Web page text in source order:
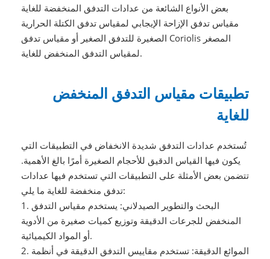
بعض الأنواع الشائعة من عدادات التدفق المنخفضة للغاية
مقياس تدفق الإزاحة الإيجابي لمقياس تدفق الكتلة الحرارية
الصغيرة للتدفق الصغير أو مقياس تدفق Coriolis المصغر
لمقياس التدفق المنخفض للغاية.
تطبيقات مقياس التدفق المنخفض
للغاية
تُستخدم عدادات التدفق شديدة الانخفاض في التطبيقات التي
يكون فيها القياس الدقيق للأحجام الصغيرة أمرًا بالغ الأهمية.
تتضمن بعض الأمثلة على التطبيقات التي تستخدم فيها عدادات
تدفق منخفضة للغاية ما يلي:
1. البحث والتطوير الصيدلاني: يستخدم مقياس التدفق
المنخفض للجرعات الدقيقة وتوزيع كميات صغيرة من الأدوية
أو المواد الكيميائية.
2. الموائع الدقيقة: تستخدم مقاييس التدفق الدقيقة في أنظمة